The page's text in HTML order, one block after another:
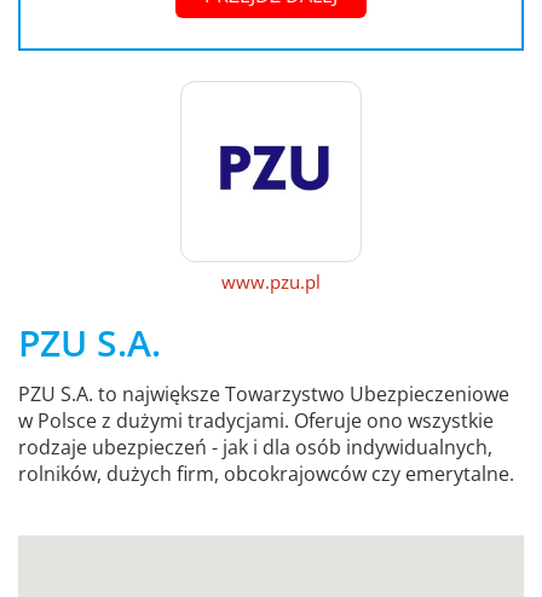
www.pzu.pl
PZU S.A.
PZU S.A. to największe Towarzystwo Ubezpieczeniowe
w Polsce z dużymi tradycjami. Oferuje ono wszystkie
rodzaje ubezpieczeń - jak i dla osób indywidualnych,
rolników, dużych firm, obcokrajowców czy emerytalne.